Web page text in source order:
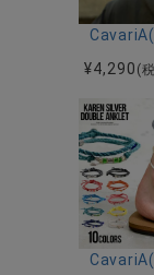
¥4,290 (